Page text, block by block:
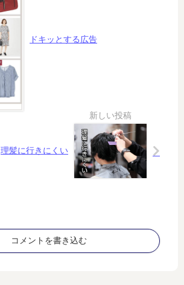
な
ドキッとする広告
理髪に行きにくい
コメントを書き込む